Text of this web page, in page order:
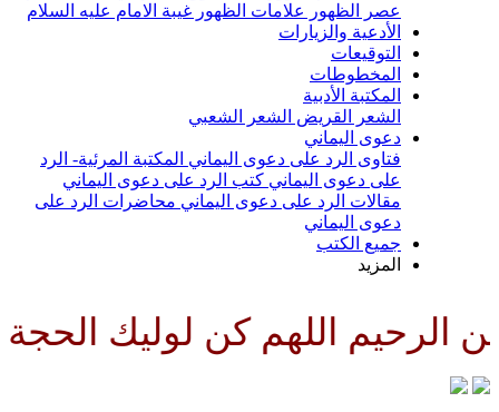
علامات الظهورغيبة الامام عليه السلام
والزيارات
الأدبية
الشعر الشعبي
اليماني
الرد على دعوى اليماني المكتبة المرئية- الرد
دعوى اليماني كتب الرد على دعوى اليماني
الرد على دعوى اليماني محاضرات الرد على
كن لوليك الحجة بن